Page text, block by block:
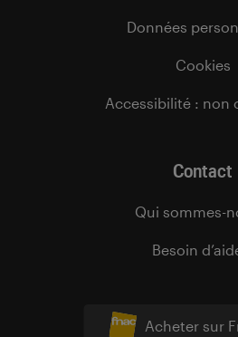
Acheter sur
Données
Cookies
Accessibilité : non
Contact
Qui sommes-
Besoin